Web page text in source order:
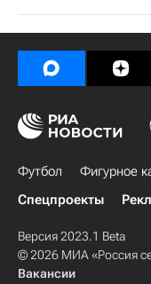
Футбол Фигурное
Спецпроекты
Версия 2023.1 Beta
© 2026 МИА «Россия
Вакансии